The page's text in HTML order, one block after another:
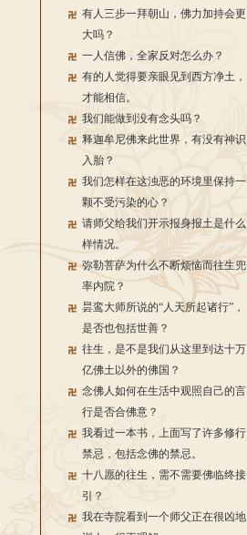
有人三步一拜朝山，佛力加持会更
大吗？
一人信佛，全家反对怎么办？
有的人觉得要亲眼见到西方净土，
才能相信。
我们能做到没有念头吗？
释迦牟尼佛来此世界，有没有神识
入胎？
我们怎样在这浊恶的环境里保持一
颗不受污染的心？
请师父给我们开示报身报土是什么
样情况。
弥勒菩萨为什么不断烦恼而往生兜
率内院？
昙鸾大师所说的“人天所起诸行”，
是否也包括世善？
往生，是不是我们从这里到达十万
亿佛土以外的佛国？
念佛人如何在生活中观照自己的言
行是否合佛意？
我看过一本书，上面写了许多修行
禁忌，包括念佛的禁忌。
十八愿的往生，需不需要佛临终接
引？
我在寺院看到一个师父正在很凶地